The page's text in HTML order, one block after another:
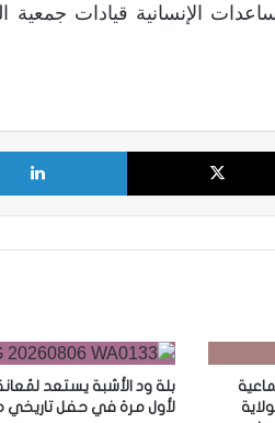
الإنسانية قيادات جمعية
X
الإحسان (5)” بولاية
بلة ود الأشبة يستعد
لأول مرة في حفل تاريخي